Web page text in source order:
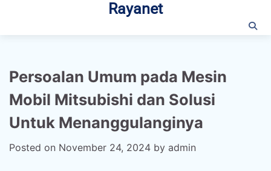
content
Rayanet
Persoalan Umum pada Mesin
Mobil Mitsubishi dan Solusi
Untuk Menanggulanginya
Posted on November 24, 2024 by admin